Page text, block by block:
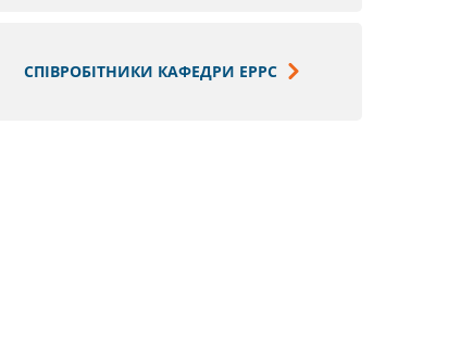
СПІВРОБІТНИКИ КАФЕДРИ ЕРРС